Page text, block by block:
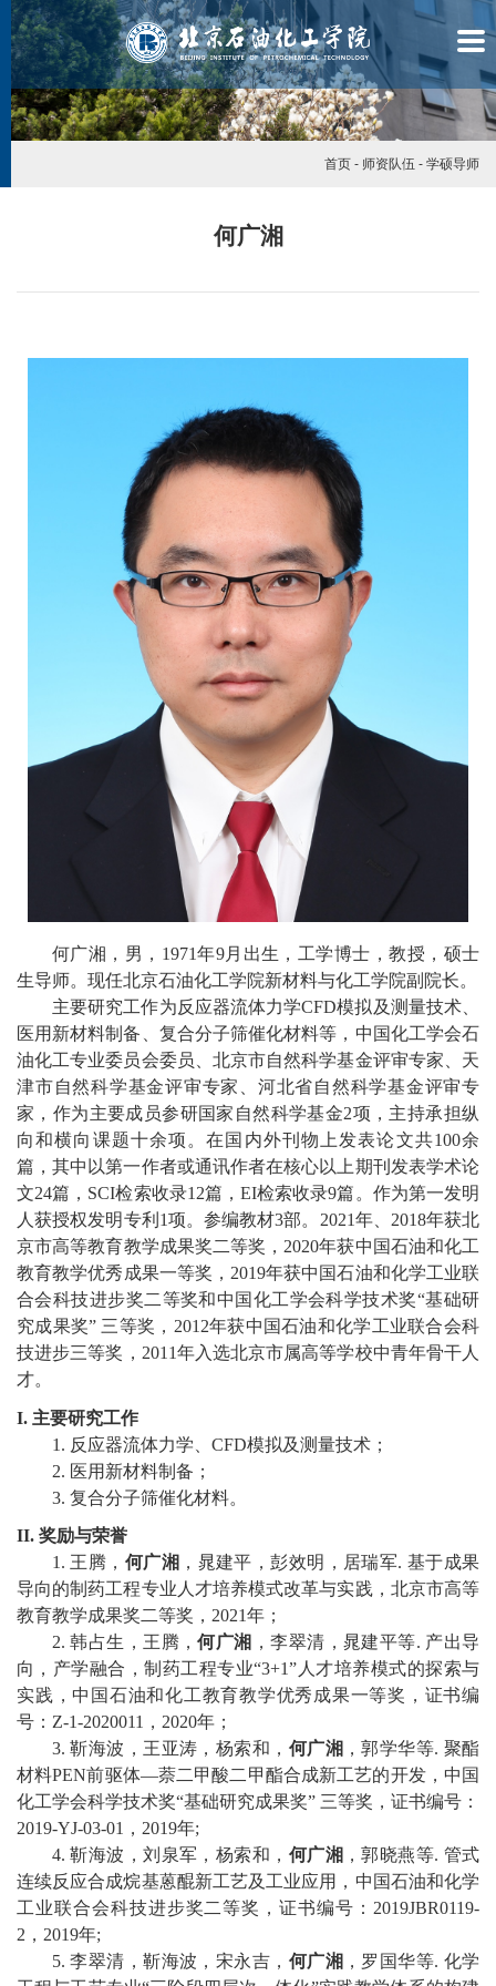
育
教
学
师
资
队
伍
学
校
生
活
交
首页 - 师资队伍 - 学硕导师
何广湘
何广湘，男， 1971年9月出生， 工学博士，教授，硕士
生导师。 现任北京石油化工学院新材料与化工学院副院长。
主要研究工作为反应器流体力学CFD模拟 及测量技术、
医用新材料制备 、复合分子筛催化材料等， 中国化工学会石
油化工专业委员会委员
北京市自然科学基金评审专家、天
津市自然科学基金评审专家、河北省自然科学基金评审专
家，作为主要成员参研国家自然科学基金2项，主持承担纵
向和横向课题十余项。在国内外刊物上发表论文共100余
篇，其中以第一作者或通讯作者在核心以上期刊发表学术论
文24篇， SCI检索收录1 2篇， EI检索收录9篇。作为第一发明
人获授权发明专利 1项。参编教材3部。 2021年、 2018年获北
京市高等教育教学成果奖二等奖， 2020年获中国石油和化工
教育教学优秀成果一等奖， 2019年获中国石油和化学工业联
合会科技进步奖二等奖和中国化工学会科学技术奖“基础研
究成果奖” 三等奖， 2012年获中国石油和化学工业联合会科
技进步三等奖， 2011年入选北京市属高等学校中青年骨干人
才。
I. 主要研究工作
1. 反应器流体力学 CFD模拟及测量技术 ；
2. 医用新材料制备；
3. 复合分子筛催化材料。
II. 奖励与荣誉
1 . 王腾 ， 何广湘 ， 晁建平 ，彭效明 ， 居瑞军. 基于成果
导向的制药工程专业人才培养模式改革与实践 ， 北京市高等
教育教学成果奖二等奖， 2021年；
2.韩占生，王腾，何广湘 ，李翠清，晁建平等. 产出导
向，产学融合，制药工程专业“3+1” 人才培养模式的探索与
实践， 中国石油和化工教育教学优秀成果一等奖 ， 证书编
号： Z-1-2020011 ， 2020年；
3.靳海波， 王亚涛，杨索和， 何广湘 ，郭学华等. 聚酯
材料PEN前驱体—萘二甲酸二甲酯合成新工艺的开发，中国
化工学会科学技术奖“基础研究成果奖” 三等奖， 证书编号：
2019-YJ-03-01 ， 2019年;
4.靳海波，刘泉军 ， 杨索和 ， 何广湘 ，郭晓燕等. 管式
连续反应合成烷基蒽醌新工艺及工业应用，中国石油和化学
工业联合会科技进步奖二等奖，证书编号： 2019JBR0119-
2 ， 2019年;
5.李翠清，靳海波，宋永吉， 何广湘 ，罗国华等. 化学